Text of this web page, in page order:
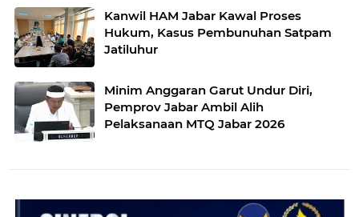
Kanwil HAM Jabar Kawal Proses
Hukum, Kasus Pembunuhan Satpam
Jatiluhur
Minim Anggaran Garut Undur Diri,
Pemprov Jabar Ambil Alih
Pelaksanaan MTQ Jabar 2026